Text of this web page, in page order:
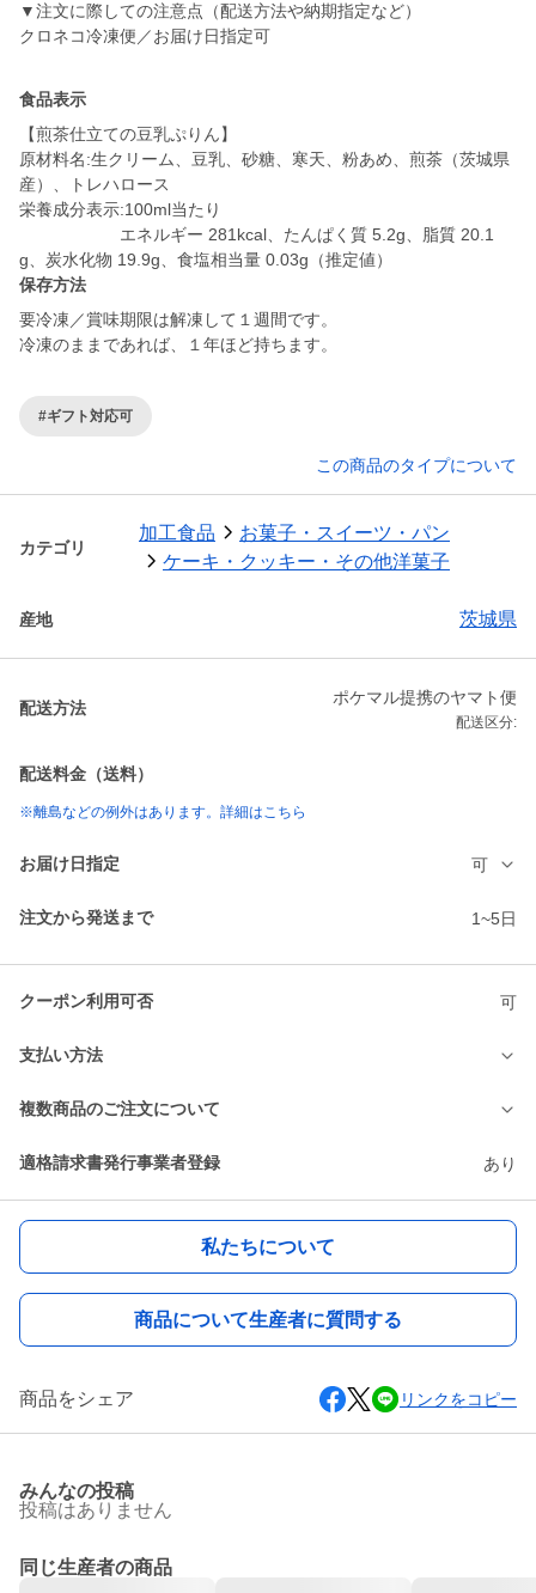
▼注文に際しての注意点（配送方法や納期指定など）
クロネコ冷凍便／お届け日指定可
食品表示
【煎茶仕立ての豆乳ぷりん】
原材料名:生クリーム、豆乳、砂糖、寒天、粉あめ、煎茶（茨城県
産）、トレハロース
栄養成分表示:100ml当たり
エネルギー 281kcal、たんぱく質 5.2g、脂質 20.1
保存方法
要冷凍／賞味期限は解凍して１週間です。
冷凍のままであれば、１年ほど持ちます。
#ギフト対応可
この商品のタイプについて
カテゴリ
加工食品
お菓子・スイーツ・パン
ケーキ・クッキー・その他洋菓子
産地 茨城県
配送方法
ポケマル提携のヤマト便
配送区分:
配送料金（送料）
※離島などの例外はあります。詳細はこちら
お届け日指定 可
注文から発送まで 1~5日
クーポン利用可否 可
支払い方法
複数商品のご注文について
適格請求書発行事業者登録 あり
私たちについて
商品について生産者に質問する
商品をシェア リンクをコピー
みんなの投稿
投稿はありません
同じ生産者の商品